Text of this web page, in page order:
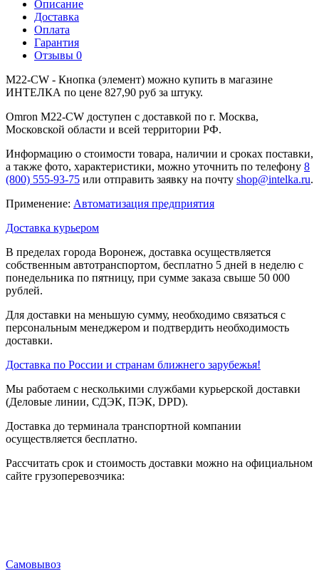
Описание
Доставка
Оплата
Гарантия
Отзывы 0
M22-CW - Кнопка (элемент) можно купить в магазине
ИНТЕЛКА по цене 827,90 руб за штуку.
Omron M22-CW доступен с доставкой по г. Москва,
Московской области и всей территории РФ.
Информацию о стоимости товара, наличии и сроках поставки,
а также фото, характеристики, можно уточнить по телефону 8
(800) 555-93-75 или отправить заявку на почту shop@intelka.ru.
Применение: Автоматизация предприятия
Доставка курьером
В пределах города Воронеж, доставка осуществляется
собственным автотранспортом, бесплатно 5 дней в неделю с
понедельника по пятницу, при сумме заказа свыше 50 000
рублей.
Для доставки на меньшую сумму, необходимо связаться с
персональным менеджером и подтвердить необходимость
доставки.
Доставка по России и странам ближнего зарубежья!
Мы работаем с несколькими службами курьерской доставки
(Деловые линии, СДЭК, ПЭК, DPD).
Доставка до терминала транспортной компании
осуществляется бесплатно.
Рассчитать срок и стоимость доставки можно на официальном
сайте грузоперевозчика:
Самовывоз